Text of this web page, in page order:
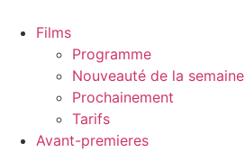
Films
Programme
Nouveauté de la semaine
Prochainement
Tarifs
Avant-premieres